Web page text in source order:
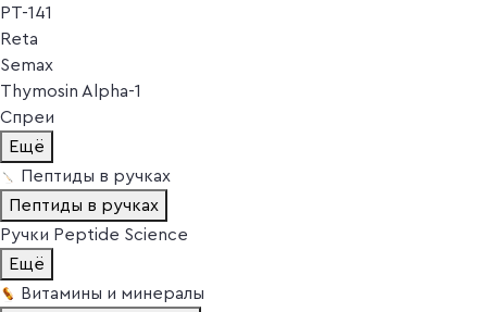
PT-141
Reta
Semax
Thymosin Alpha-1
Спреи
Ещё
Пептиды в ручках
Пептиды в ручках
Ручки Peptide Science
Ещё
Витамины и минералы